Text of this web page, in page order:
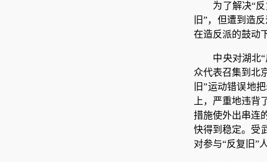
为了解决“
旧”，但遭到造
在造反派的鼓动
中央对湖北
众代表召集到北
旧”运动错误地
上，严重地违
措施使外出串连
快得到稳定。受
对参与“反复旧”